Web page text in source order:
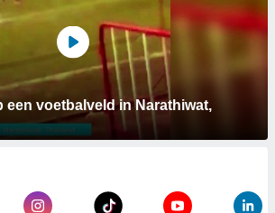
een voetbalveld in Narathiwat,